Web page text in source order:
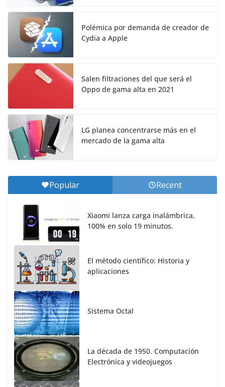
Polémica por demanda de creador de
Cydia a Apple
Salen filtraciones del que será el
Oppo de gama alta en 2021
LG planea concentrarse más en el
mercado de la gama alta
Popular Recent
Xiaomi lanza carga inalámbrica,
100% en solo 19 minutos.
El método científico: Historia y
aplicaciones
Sistema Octal
La década de 1950. Computación
Electrónica y videojuegos